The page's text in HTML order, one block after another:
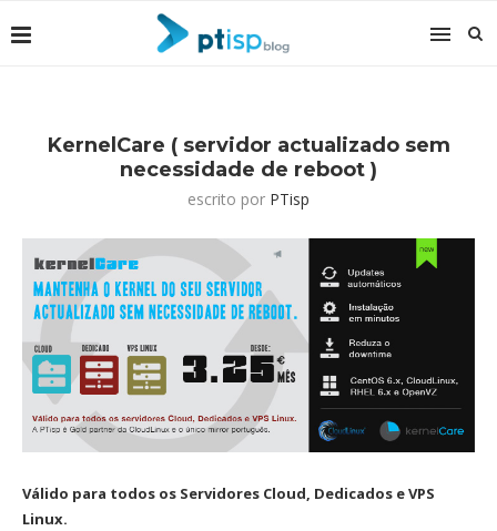
KernelCare ( servidor actualizado sem
necessidade de reboot )
escrito por PTisp
Válido para todos os Servidores Cloud, Dedicados e VPS
Linux.